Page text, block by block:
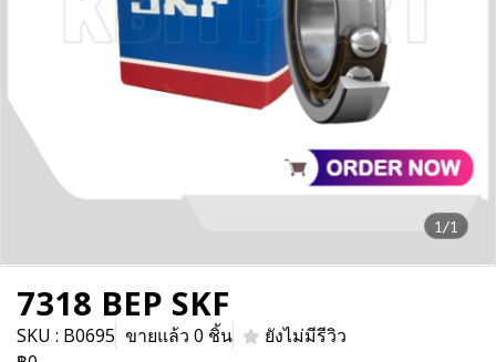
1/1
7318 BEP SKF
SKU : B0695 ขายแล้ว 0 ชิ้น
ยังไม่มีรีวิว